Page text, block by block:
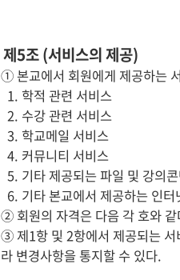
제5조 (서비스의 제공)
① 본교에서 회원에게 제공하는
1. 학적 관련 서비스
2. 수강 관련 서비스
3. 학교메일 서비스
4. 커뮤니티 서비스
5. 기타 제공되는 파일 및 강의
6. 기타 본교에서 제공하는 인터
② 회원의 자격은 다음 각 호와
③ 제1항 및 2항에서 제공되는 서
라 변경사항을 통지할 수 있다.